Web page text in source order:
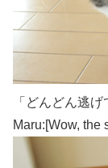
「どんどん逃げ
Maru:[Wow, the